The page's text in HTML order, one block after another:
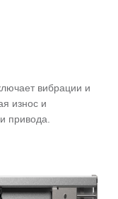
вибрации и
износ и
привода.